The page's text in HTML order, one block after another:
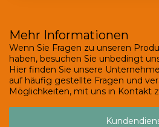
Mehr Informationen
Wenn Sie Fragen zu unseren
haben, besuchen Sie unbedingt
Hier finden Sie unsere
auf häufig gestellte Fragen und
Möglichkeiten, mit uns in Kontakt